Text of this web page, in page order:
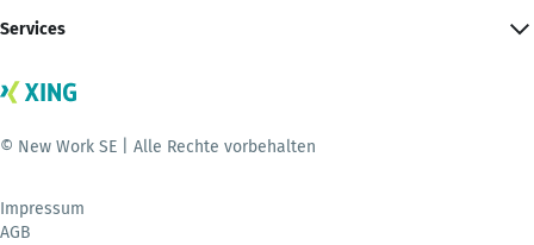
Services
© New Work SE | Alle Rechte vorbehalten
Impressum
AGB